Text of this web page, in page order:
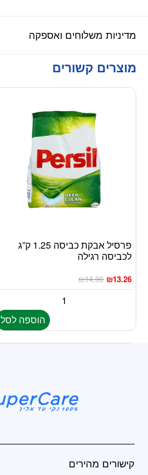
מדיניות משלוחים ואספקה
מוצרים קשורים
פרסיל אבקת כביסה 1.25 ק”ג
לכביסה רגילה
₪14.90 ₪13.26
הוספה לסל
קישורים מהירים